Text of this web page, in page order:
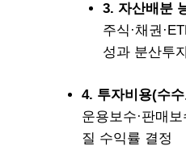
3. 자산배분
주식·채권
성과 분산투
4. 투자비용(수
운용보수·판매
질 수익률 결정